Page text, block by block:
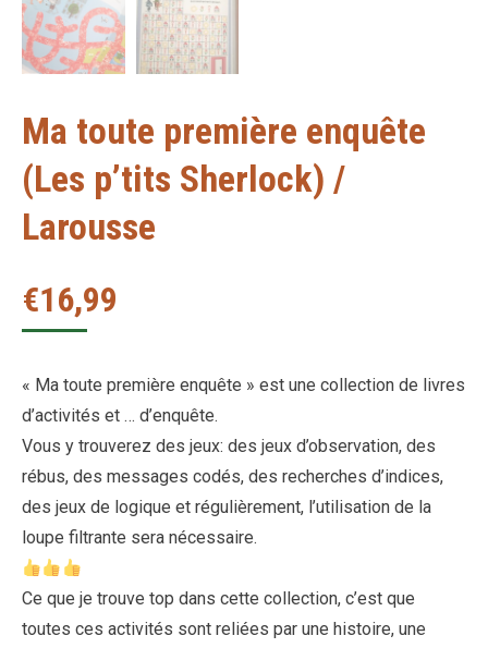
Ma toute première enquête
(Les p’tits Sherlock) /
Larousse
€16,99
« Ma toute première enquête » est une collection de livres
d’activités et … d’enquête.
Vous y trouverez des jeux: des jeux d’observation, des
rébus, des messages codés, des recherches d’indices,
des jeux de logique et régulièrement, l’utilisation de la
loupe filtrante sera nécessaire.
Ce que je trouve top dans cette collection, c’est que
toutes ces activités sont reliées par une histoire, une